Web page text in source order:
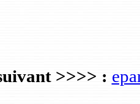
>>>> :